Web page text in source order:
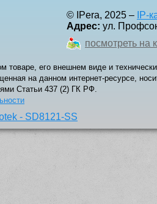
© IPera, 2025 – IP-
Адрес: ул.
посмотреть на
товаре, его внешнем виде и
на данном интернет-ресурсе,
Статьи 437 (2) ГК РФ.
- SD8121-SS